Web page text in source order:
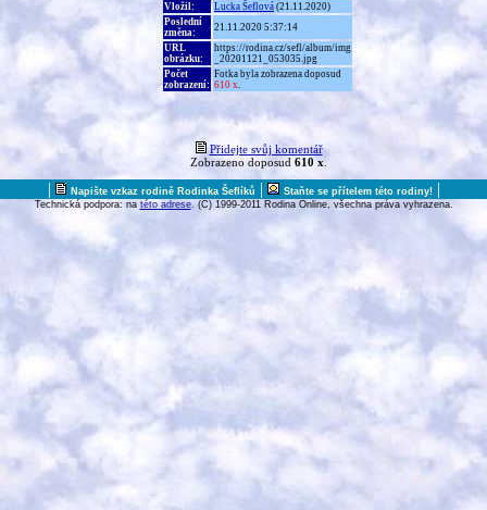
Vložil:
Lucka Šeflová (21.11.2020)
Poslední
změna:
21.11.2020 5:37:14
URL
obrázku:
https://rodina.cz/sefl/album/img
_20201121_053035.jpg
Počet
zobrazení:
Fotka byla zobrazena doposud
610 x.
Přidejte svůj komentář
Zobrazeno doposud 610 x.
| Napište vzkaz rodině Rodinka Šeflíků | Staňte se přítelem této rodiny!|
Technická podpora: na této adrese. (C) 1999-2011 Rodina Online, všechna práva vyhrazena.